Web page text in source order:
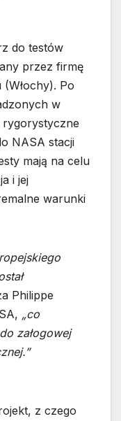
do testów
przez firmę
Po
w
rygorystyczne
NASA stacji
mają na celu
i jej
warunki
Philippe
„co
załogowej
z czego